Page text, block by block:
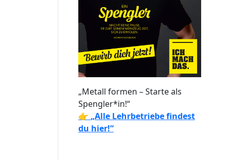
„Metall formen – Starte als
Spengler*in!“
👉 „Alle Lehrbetriebe findest
du hier!“